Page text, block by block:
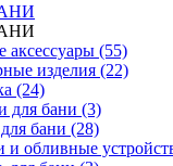
аксессуары (55)
изделия (22)
(24)
для бани (3)
бани (28)
и обливные